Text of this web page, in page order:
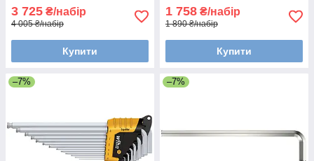
3 725 ₴/набір
4 005 ₴/набір
Купити
1 758 ₴/набір
1 890 ₴/набір
Купити
–7% –7%